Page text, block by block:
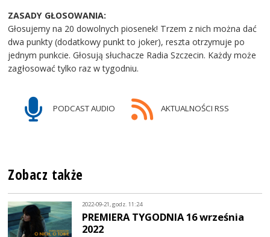
ZASADY GŁOSOWANIA:
Głosujemy na 20 dowolnych piosenek! Trzem z nich można dać
dwa punkty (dodatkowy punkt to joker), reszta otrzymuje po
jednym punkcie. Głosują słuchacze Radia Szczecin. Każdy może
zagłosować tylko raz w tygodniu.
PODCAST AUDIO AKTUALNOŚCI RSS
Zobacz także
2022-09-21, godz. 11:24
PREMIERA TYGODNIA 16 września
2022